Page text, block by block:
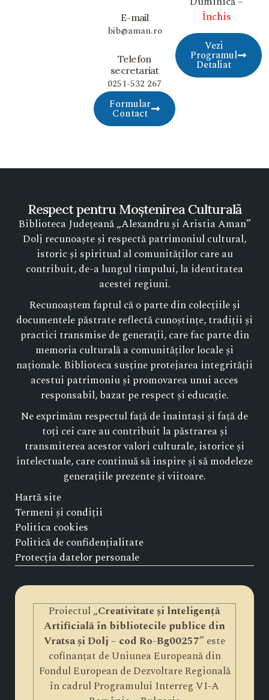
Închis
Vezi
Programul
Detaliat
E-mail
bib@aman.ro
Telefon
secretariat
0251-532 267
Formular
Contact
Respect pentru Moștenirea Culturală
Biblioteca Județeană „Alexandru și Aristia Aman”
Dolj recunoaște și respectă patrimoniul cultural,
istoric și spiritual al comunităților care au
contribuit, de-a lungul timpului, la identitatea
acestei regiuni.
Recunoaștem faptul că o parte din colecțiile și
documentele păstrate reflectă cunoștințe, tradiții și
practici transmise de generații, care fac parte din
memoria culturală a comunităților locale și
naționale. Biblioteca susține protejarea integrității
acestui patrimoniu și promovarea unui acces
responsabil, bazat pe respect și educație.
Ne exprimăm respectul față de înaintași și față de
toți cei care au contribuit la păstrarea și
transmiterea acestor valori culturale, istorice și
intelectuale, care continuă să inspire și să modeleze
generațiile prezente și viitoare.
Hartă site
Termeni și condiții
Politica cookies
Politică de confidențialitate
Protecția datelor personale
Proiectul „Creativitate și lnteligență
Artificială în bibliotecile publice din
Vratsa și Dolj – cod Ro-Bg00257” este
cofinanțat de Uniunea Europeană din
Fondul European de Dezvoltare Regională
în cadrul Programului Interreg VI-A